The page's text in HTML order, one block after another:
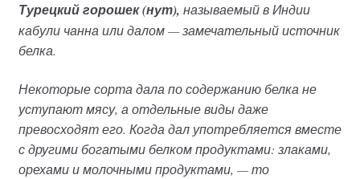
Турецкий горошек (нут), называемый в Индии
кабули чанна или далом — замечательный источник
белка.
Некоторые сорта дала по содержанию белка не
уступают мясу, а отдельные виды даже
превосходят его. Когда дал употребляется вместе
с другими богатыми белком продуктами: злаками,
орехами и молочными продуктами, — то